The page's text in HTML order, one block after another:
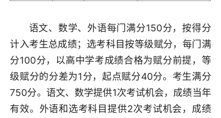
语文、数学、外语每门满分150分，按得分
计入考生总成绩；选考科目按等级赋分，每门满
分100分，以高中学考成绩合格为赋分前提，等
级赋分的分差为1分，起点赋分40分。考生满分
750分。语文、数学提供1次考试机会，成绩当年
有效。外语和选考科目提供2次考试机会，成绩